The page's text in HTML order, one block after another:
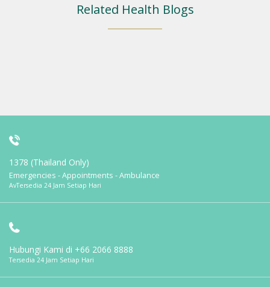
Related Health Blogs
1378 (Thailand Only)
Emergencies - Appointments - Ambulance
AvTersedia 24 Jam Setiap Hari
Hubungi Kami di +66 2066 8888
Tersedia 24 Jam Setiap Hari